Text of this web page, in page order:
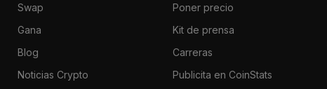
Swap
Gana
Blog
Noticias Crypto
Poner precio
Kit de prensa
Carreras
Publicita en CoinStats